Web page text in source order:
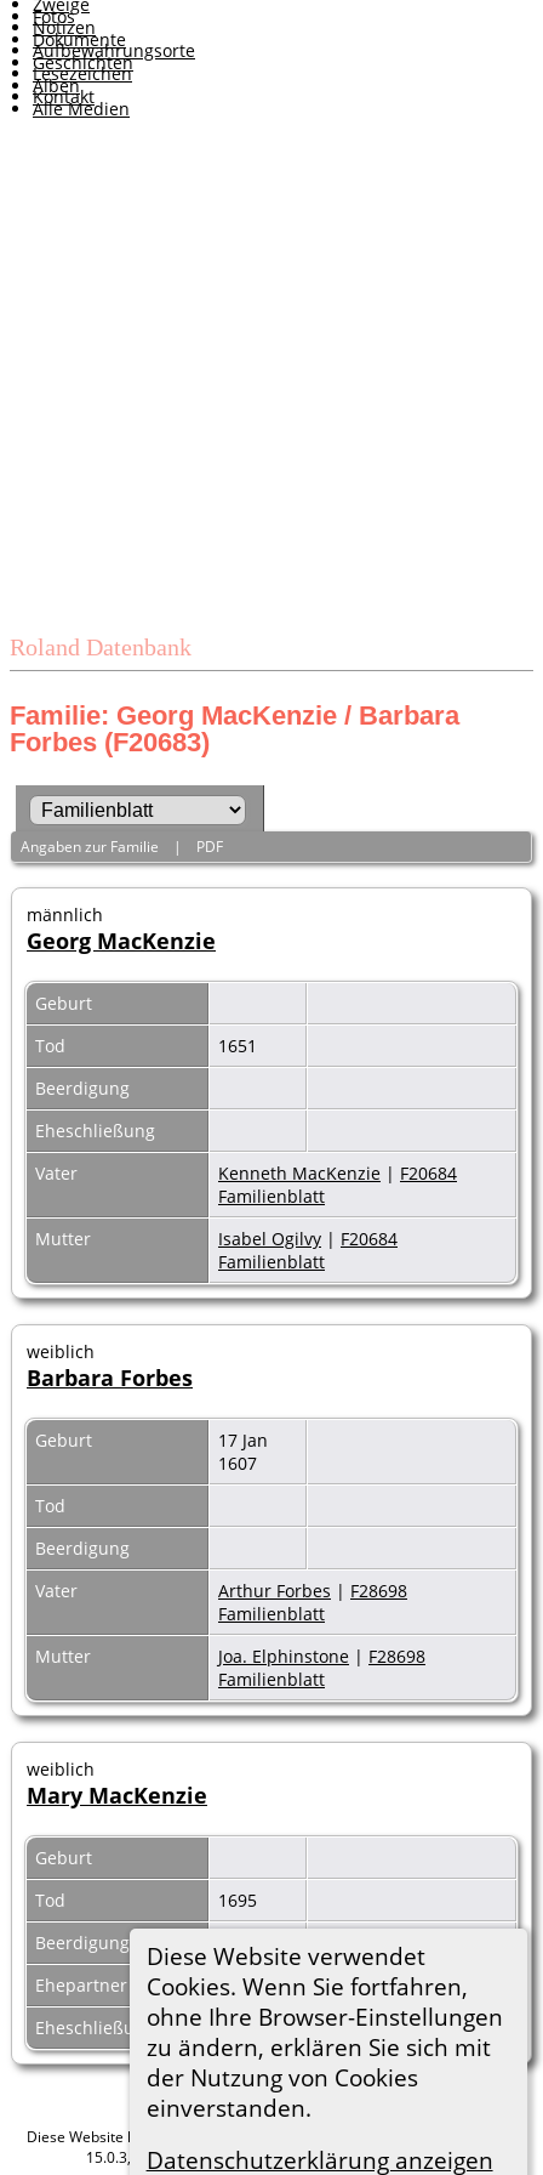
Fotos
Dokumente
Geschichten
Alben
Alle Medien
Notizen
Aufbewahrungsorte
Lesezeichen
Kontakt
Roland Datenbank
Diese Website verwendet
Cookies. Wenn Sie fortfahren,
ohne Ihre Browser-Einstellungen
zu ändern, erklären Sie sich mit
der Nutzung von Cookies
einverstanden.
Datenschutzerklärung anzeigen
Familie: Georg MacKenzie / Barbara
Forbes (F20683)
Angaben zur Familie | PDF
männlich
Georg MacKenzie
Geburt
Tod
1651
Beerdigung
Eheschließung
Vater
Kenneth MacKenzie | F20684
Familienblatt
Mutter
Isabel Ogilvy | F20684
Familienblatt
weiblich
Barbara Forbes
Geburt
17 Jan
1607
Tod
Beerdigung
Vater
Arthur Forbes | F28698
Familienblatt
Mutter
Joa. Elphinstone | F28698
Familienblatt
weiblich
Mary MacKenzie
Geburt
Tod
1695
Beerdigung
Ehepartner
John Erskine|F20682
Eheschließung
Diese Website läuft mit
15.0.3, programmiert von Darrin Lythgoe © 2001-2026.